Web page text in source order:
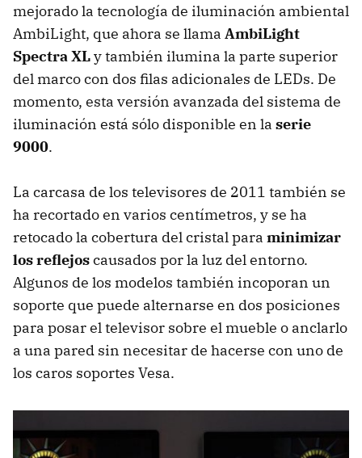
mejorado la tecnología de iluminación ambiental
AmbiLight, que ahora se llama AmbiLight
Spectra XLy también ilumina la parte superior
del marco con dos filas adicionales de LEDs. De
momento, esta versión avanzada del sistema de
iluminación está sólo disponible en la serie
9000.
La carcasa de los televisores de 2011 también se
ha recortado en varios centímetros, y se ha
retocado la cobertura del cristal para minimizar
los reflejoscausados por la luz del entorno.
Algunos de los modelos también incoporan un
soporte que puede alternarse en dos posiciones
para posar el televisor sobre el mueble o anclarlo
a una pared sin necesitar de hacerse con uno de
los caros soportes Vesa.